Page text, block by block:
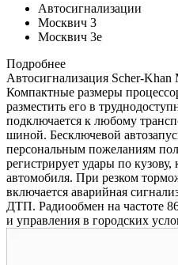
Автосигнализации
Москвич 3
Москвич 3e
Подробнее
Автосигнализация Scher-Khan
Компактные размеры
разместить его в
подключается к любому
шиной. Бесключевой
персональным пожеланиям
регистрирует удары по
автомобиля. При резком
включается аварийная
ДТП. Радиообмен на частоте
и управления в городских